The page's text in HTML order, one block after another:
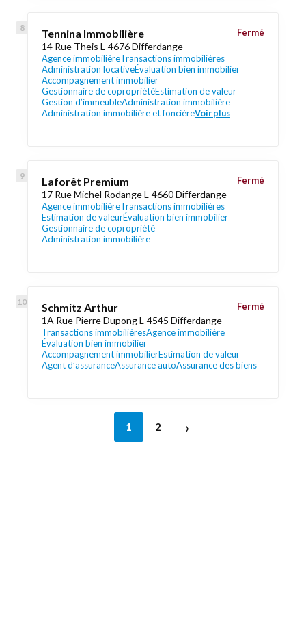
Tennina Immobilière
14 Rue Theis L-4676 Differdange
Agence immobilièreTransactions immobilières
Administration locativeÉvaluation bien immobilier
Accompagnement immobilier
Gestionnaire de copropriétéEstimation de valeur
Gestion d’immeubleAdministration immobilière
Administration immobilière et foncièreVoir plus
Fermé
Laforêt Premium
17 Rue Michel Rodange L-4660 Differdange
Agence immobilièreTransactions immobilières
Estimation de valeurÉvaluation bien immobilier
Gestionnaire de copropriété
Administration immobilière
Fermé
Schmitz Arthur
1A Rue Pierre Dupong L-4545 Differdange
Transactions immobilièresAgence immobilière
Évaluation bien immobilier
Accompagnement immobilierEstimation de valeur
Agent d’assuranceAssurance autoAssurance des biens
Fermé
1 2 ›